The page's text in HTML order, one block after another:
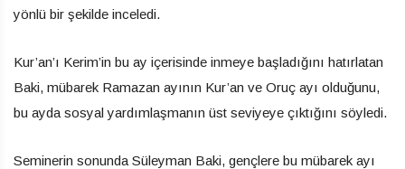
yönlü bir şekilde inceledi.
Kur’an’ı Kerim’in bu ay içerisinde inmeye başladığını hatırlatan
Baki, mübarek Ramazan ayının Kur’an ve Oruç ayı olduğunu,
bu ayda sosyal yardımlaşmanın üst seviyeye çıktığını söyledi.
Seminerin sonunda Süleyman Baki, gençlere bu mübarek ayı